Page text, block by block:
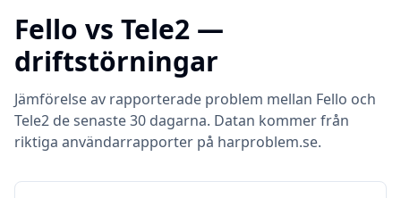
Fello vs Tele2 —
driftstörningar
Jämförelse av rapporterade problem mellan Fello och
Tele2 de senaste 30 dagarna. Datan kommer från
riktiga användarrapporter på harproblem.se.